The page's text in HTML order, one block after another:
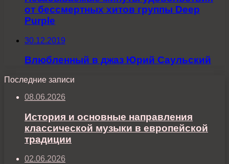
от бессмертных хитов группы Deep
Purple
30.12.2019
Влюбленный в джаз Юрий Саульский
Последние записи
08.06.2026
История и основные направления
классической музыки в европейской
традиции
02.06.2026